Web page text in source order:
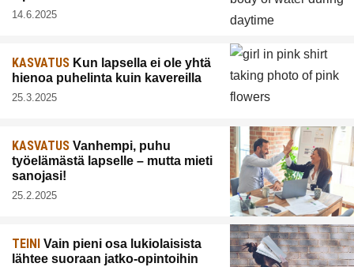
14.6.2025
KASVATUS Kun lapsella ei ole yhtä
hienoa puhelinta kuin kavereilla
25.3.2025
KASVATUS Vanhempi, puhu
työelämästä lapselle – mutta mieti
sanojasi!
25.2.2025
TEINI Vain pieni osa lukiolaisista
lähtee suoraan jatko-opintoihin